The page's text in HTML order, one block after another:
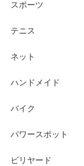
スポーツ
テニス
ネット
ハンドメイド
バイク
パワースポット
ビリヤード